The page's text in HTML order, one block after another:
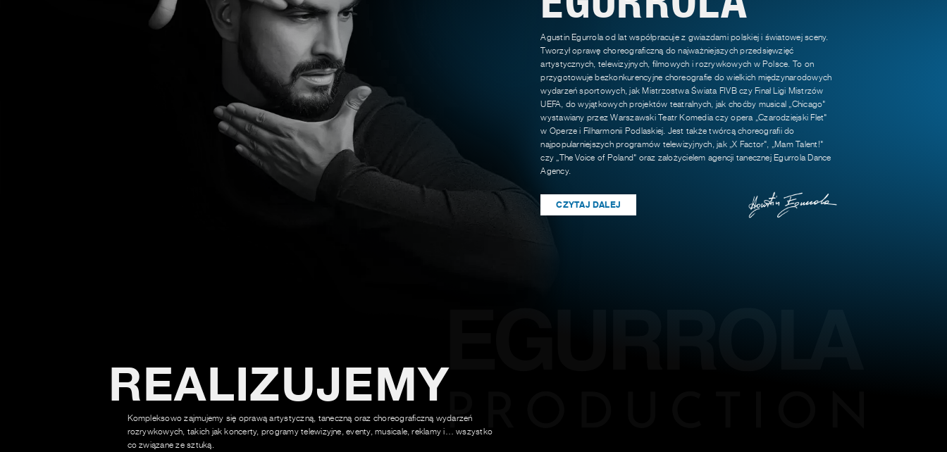
Agustin Egurrola od lat współpracuje z gwiazdami polskiej i światowej sceny.
Tworzył oprawę choreograficzną do najważniejszych przedsięwzięć
artystycznych, telewizyjnych, filmowych i rozrywkowych w Polsce. To on
przygotowuje bezkonkurencyjne choreografie do wielkich międzynarodowych
wydarzeń sportowych, jak Mistrzostwa Świata FIVB czy Finał Ligi Mistrzów
UEFA, do wyjątkowych projektów teatralnych, jak choćby musical „Chicago"
wystawiany przez Warszawski Teatr Komedia czy opera „Czarodziejski Flet"
w Operze i Filharmonii Podlaskiej. Jest także twórcą choreografii do
najpopularniejszych programów telewizyjnych, jak „X Factor", „Mam Talent!"
czy „The Voice of Poland" oraz założycielem agencji tanecznej Egurrola Dance
Agency.
CZYTAJ DALEJ
REALIZUJEMY
Kompleksowo zajmujemy się oprawą artystyczną, taneczną oraz choreograficzną wydarzeń
rozrywkowych, takich jak koncerty, programy telewizyjne, eventy, musicale, reklamy i… wszystko
co związane ze sztuką.